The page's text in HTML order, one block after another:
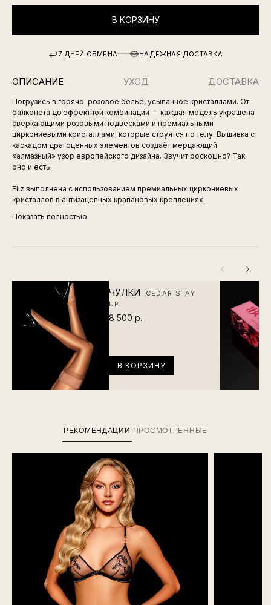
В КОРЗИНУ
7 ДНЕЙ ОБМЕНА НАДЁЖНАЯ ДОСТАВКА
ОПИСАНИЕ УХОД ДОСТАВКА
Погрузись в горячо-розовое бельё, усыпанное кристаллами. От
балконета до эффектной комбинации — каждая модель украшена
сверкающими розовыми подвесками и премиальными
циркониевыми кристаллами, которые струятся по телу. Вышивка с
каскадом драгоценных элементов создаёт мерцающий
«алмазный» узор европейского дизайна. Звучит роскошно? Так
оно и есть.
Eliz выполнена с использованием премиальных циркониевых
кристаллов в антизацепных крапановых креплениях.
Показать полностью
ЧУЛКИ
CEDAR STAY
UP
8 500 р.
В КОРЗИНУ
РЕКОМЕНДАЦИИ ПРОСМОТРЕННЫЕ